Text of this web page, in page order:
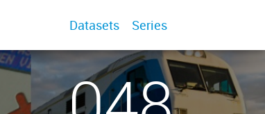
Datasets Series